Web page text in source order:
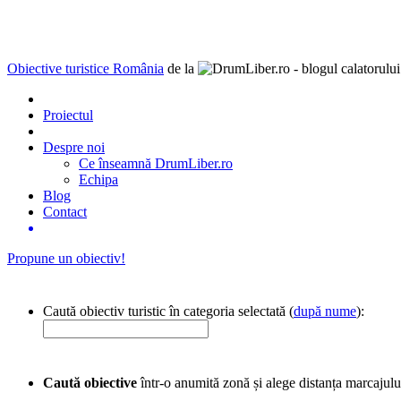
Obiective turistice România de la
Proiectul
Despre noi
Ce înseamnă DrumLiber.ro
Echipa
Blog
Contact
Propune un obiectiv!
Caută obiectiv turistic în categoria selectată (după nume):
Caută obiectiveîntr-o anumită zonă și alege distanța